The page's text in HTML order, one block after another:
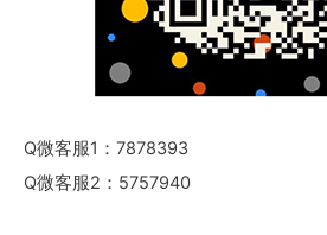
Q微客服1：7878393
Q微客服2：5757940